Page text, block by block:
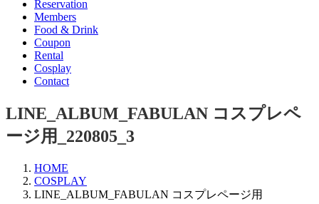
Reservation
Members
Food & Drink
Coupon
Rental
Cosplay
Contact
LINE_ALBUM_FABULAN コスプレペ
ージ用_220805_3
HOME
COSPLAY
LINE_ALBUM_FABULAN コスプレページ用